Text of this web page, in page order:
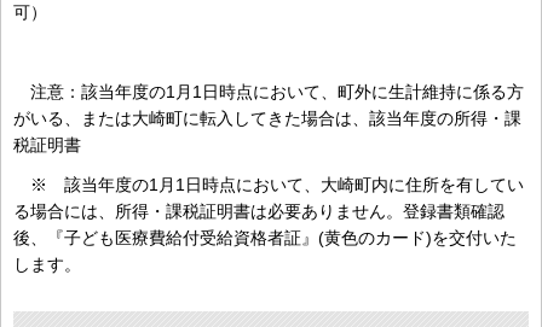
可）
注意：該当年度の1月1日時点において、町外に生計維持に係る方
がいる、または大崎町に転入してきた場合は、該当年度の所得・課
税証明書
※ 該当年度の1月1日時点において、大崎町内に住所を有してい
る場合には、所得・課税証明書は必要ありません。登録書類確認
後、『子ども医療費給付受給資格者証』(黄色のカード)を交付いた
します。